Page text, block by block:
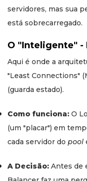
servidores, mas sua
está sobrecarregado.
O "Inteligente" -
Aqui é onde a
"Least Connections"
(guarda estado).
Como funciona: O
(um "placar") em
cada servidor do pool
A Decisão: Antes de